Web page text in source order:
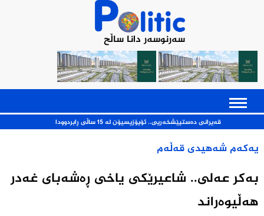
سەرنوسەر دانا ساڵح
قەیرانی ده‌ستپێشخه‌ریی.. ئۆپۆزیسیۆن له‌ 15 ساڵی ڕابردوودا
یه‌كه‌م شه‌هیدی قه‌ڵه‌م
بەکر عەلی.. شاعیرێکی یاخی ڕەشەبای غەدر
ھەڵیوەراند